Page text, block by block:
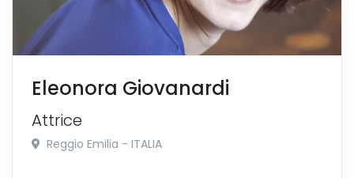
Eleonora Giovanardi
Attrice
Reggio Emilia - ITALIA